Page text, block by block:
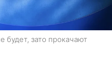
будет, зато прокачают